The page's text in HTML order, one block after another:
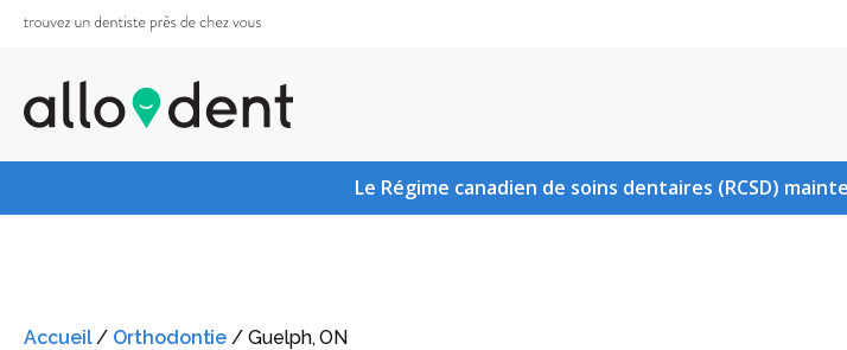
Le Régime canadien de soins dentaires (RCSD)
Accueil/ Orthodontie /Guelph, ON